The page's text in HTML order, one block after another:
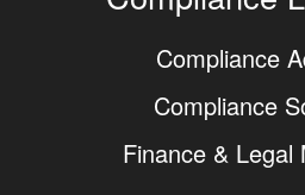
Compliance
Compliance
Finance & Legal